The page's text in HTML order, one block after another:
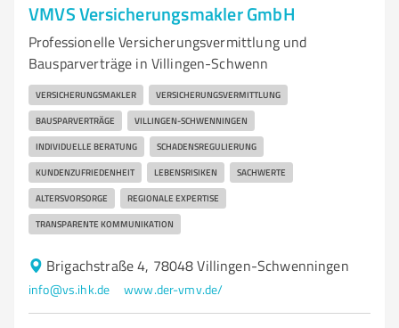
VMVS Versicherungsmakler GmbH
Professionelle Versicherungsvermittlung und
Bausparverträge in Villingen-Schwenn
VERSICHERUNGSMAKLER VERSICHERUNGSVERMITTLUNG
BAUSPARVERTRÄGE VILLINGEN-SCHWENNINGEN
INDIVIDUELLE BERATUNG SCHADENSREGULIERUNG
KUNDENZUFRIEDENHEIT LEBENSRISIKEN SACHWERTE
ALTERSVORSORGE REGIONALE EXPERTISE
TRANSPARENTE KOMMUNIKATION
Brigachstraße 4, 78048 Villingen-Schwenningen
info@vs.ihk.de www.der-vmv.de/